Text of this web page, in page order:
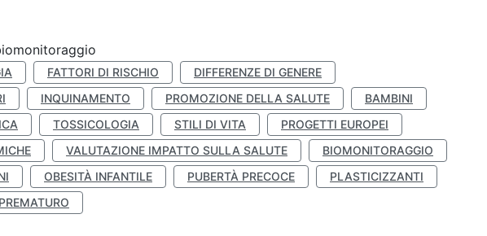
FATTORI DI RISCHIO
DIFFERENZE DI GENERE
INQUINAMENTO PROMOZIONE DELLA SALUTE
BAMBINI
TOSSICOLOGIA STILI DI VITA
PROGETTI EUROPEI
VALUTAZIONE IMPATTO SULLA SALUTE
BIOMONITORAGGIO
OBESITÀ INFANTILE PUBERTÀ PRECOCE
PLASTICIZZANTI